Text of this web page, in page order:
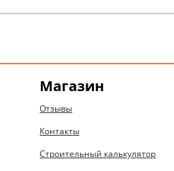
Магазин
Отзывы
Контакты
Строительный калькулятор